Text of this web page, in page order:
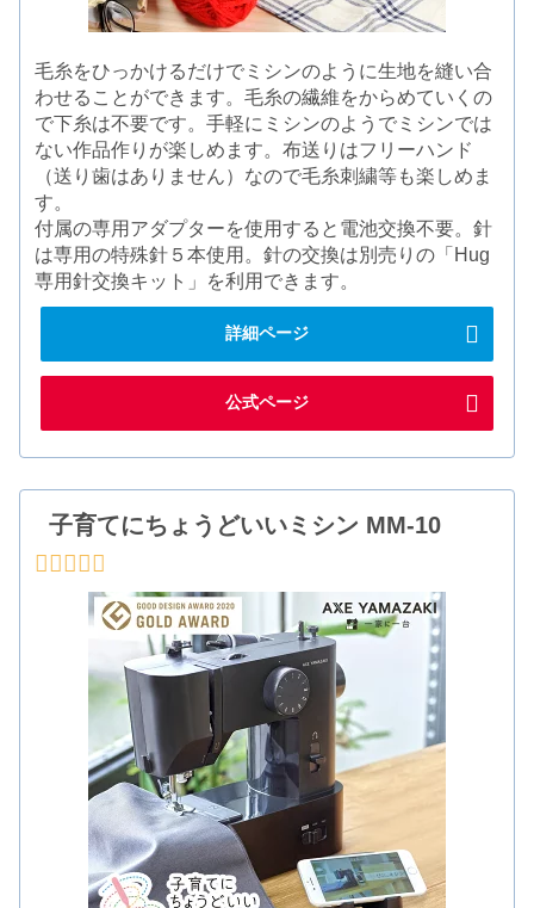
毛糸をひっかけるだけでミシンのように生地を縫い合
わせることができます。毛糸の繊維をからめていくの
で下糸は不要です。手軽にミシンのようでミシンでは
ない作品作りが楽しめます。布送りはフリーハンド
（送り歯はありません）なので毛糸刺繍等も楽しめま
す。
付属の専用アダプターを使用すると電池交換不要。針
は専用の特殊針５本使用。針の交換は別売りの「Hug
専用針交換キット」を利用できます。
詳細ページ
公式ページ
子育てにちょうどいいミシン MM-10